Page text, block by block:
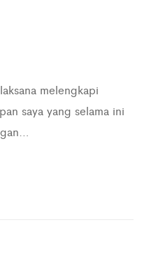
melengkapi
saya yang selama ini